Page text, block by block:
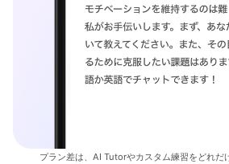
プラン差は、AI Tutorやカスタム練習をどれだ